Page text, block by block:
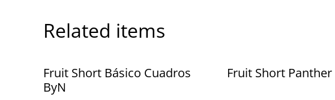
Related items
Fruit Short Básico Cuadros
ByN
Fruit Short Panther